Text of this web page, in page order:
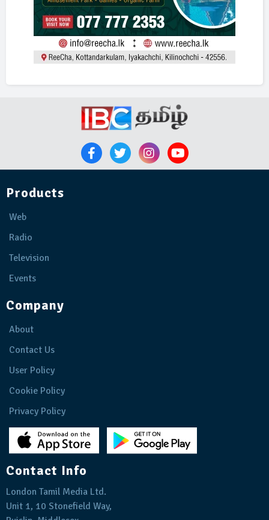
Products
Web
Radio
Television
Events
Company
About
Contact Us
User Policy
Cookie Policy
Privacy Policy
Contact Info
London Tamil Media Ltd.
Unit 1, 10 Stonefield Way,